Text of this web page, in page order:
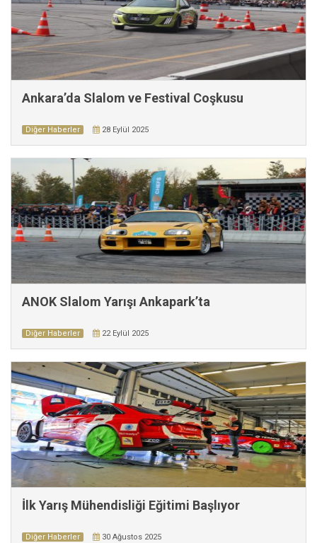
Ankara’da Slalom ve Festival Coşkusu
Diğer Haberler 28 Eylül 2025
ANOK Slalom Yarışı Ankapark’ta
Diğer Haberler 22 Eylül 2025
İlk Yarış Mühendisliği Eğitimi Başlıyor
Diğer Haberler 30 Ağustos 2025